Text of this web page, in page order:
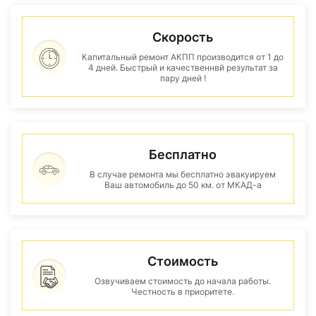
Скорость
Капитальный ремонт АКПП производится от 1 до
4 дней. Быстрый и качественнвй результат за
пару дней !
Бесплатно
В случае ремонта мы бесплатно эвакуируем
Ваш автомобиль до 50 км. от МКАД-а
Стоимость
Озвучиваем стоимость до начала работы.
Честность в приоритете.